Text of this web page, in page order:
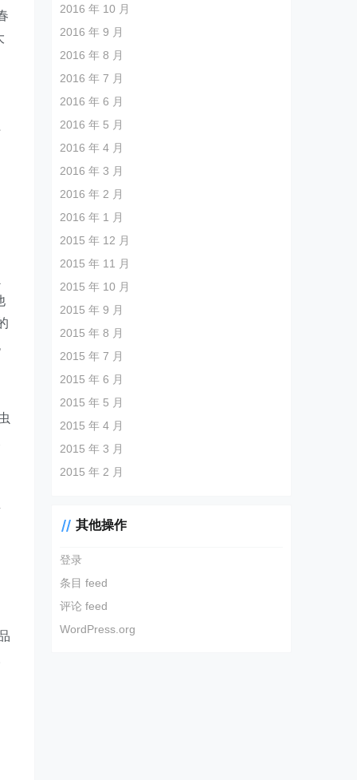
2016 年 10 月
2016 年 9 月
2016 年 8 月
2016 年 7 月
2016 年 6 月
2016 年 5 月
2016 年 4 月
2016 年 3 月
2016 年 2 月
2016 年 1 月
2015 年 12 月
2015 年 11 月
2015 年 10 月
2015 年 9 月
2015 年 8 月
2015 年 7 月
2015 年 6 月
2015 年 5 月
2015 年 4 月
2015 年 3 月
2015 年 2 月
其他操作
登录
条目 feed
评论 feed
WordPress.org